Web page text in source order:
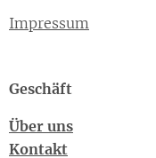
Impressum
Geschäft
Über uns
Kontakt